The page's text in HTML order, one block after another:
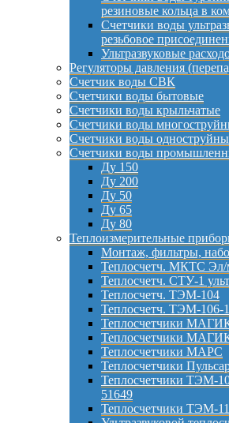
резиновые кольца в
Счетчики воды
резьбовое
Ультразвуковые
Регуляторы давления
Счетчик воды СВК
Счетчики воды бытовые
Счетчики воды крыльчатые
Счетчики воды
Счетчики воды
Счетчики воды
Ду 150
Ду 200
Ду 50
Ду 65
Ду 80
Теплоизмерительные
Монтаж, фильтры,
Теплосчетч. МКТС Эл/
Теплосчетч. СТУ-1
Теплосчетч. ТЭМ-104
Теплосчетч. ТЭМ-106-
Теплосчетчики
Теплосчетчики
Теплосчетчики МАРС
Теплосчетчики
Теплосчетчики ТЭМ-
51649
Теплосчетчики ТЭМ-